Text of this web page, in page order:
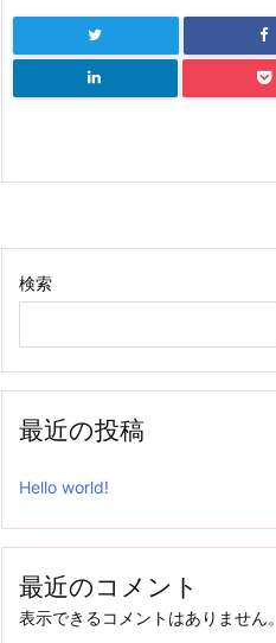
検索
最近の投稿
Hello world!
最近のコメント
表示できるコメントはありません。